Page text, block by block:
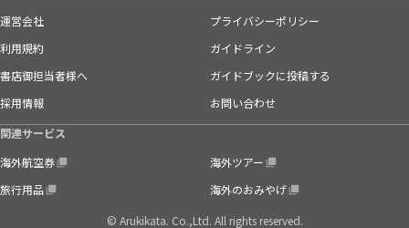
運営会社
プライバシーポリシー
利用規約
ガイドライン
書店御担当者様へ
ガイドブックに投稿する
採用情報
お問い合わせ
関連サービス
海外航空券
海外ツアー
旅行用品
海外のおみやげ
© Arukikata. Co.,Ltd. All rights reserved.